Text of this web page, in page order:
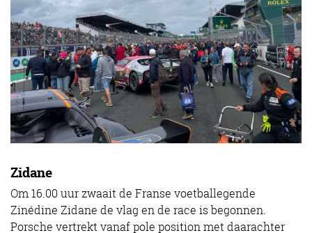
Zidane
Om 16.00 uur zwaait de Franse voetballegende
Zinédine Zidane de vlag en de race is begonnen.
Porsche vertrekt vanaf pole position met daarachter